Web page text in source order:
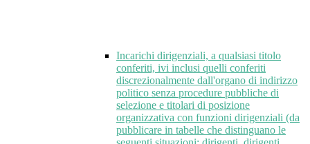
Incarichi dirigenziali, a qualsiasi titolo
conferiti, ivi inclusi quelli conferiti
discrezionalmente dall'organo di indirizzo
politico senza procedure pubbliche di
selezione e titolari di posizione
organizzativa con funzioni dirigenziali (da
pubblicare in tabelle che distinguano le